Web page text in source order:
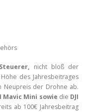
nicht bloß der
des Jahresbeitrages
Neupreis der Drohne ab.
Mavic Mini sowie die DJI
ab 100€ Jahresbeitrag